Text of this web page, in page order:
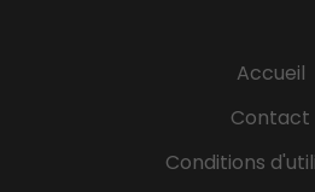
Accueil
Contact
Conditions